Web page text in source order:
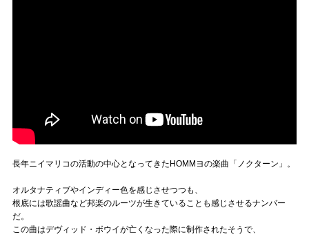
長年ニイマリコの活動の中心となってきたHOMMヨの楽曲「ノクターン」。
オルタナティブやインディー色を感じさせつつも、
根底には歌謡曲など邦楽のルーツが生きていることも感じさせるナンバー
だ。
この曲はデヴィッド・ボウイが亡くなった際に制作されたそうで、